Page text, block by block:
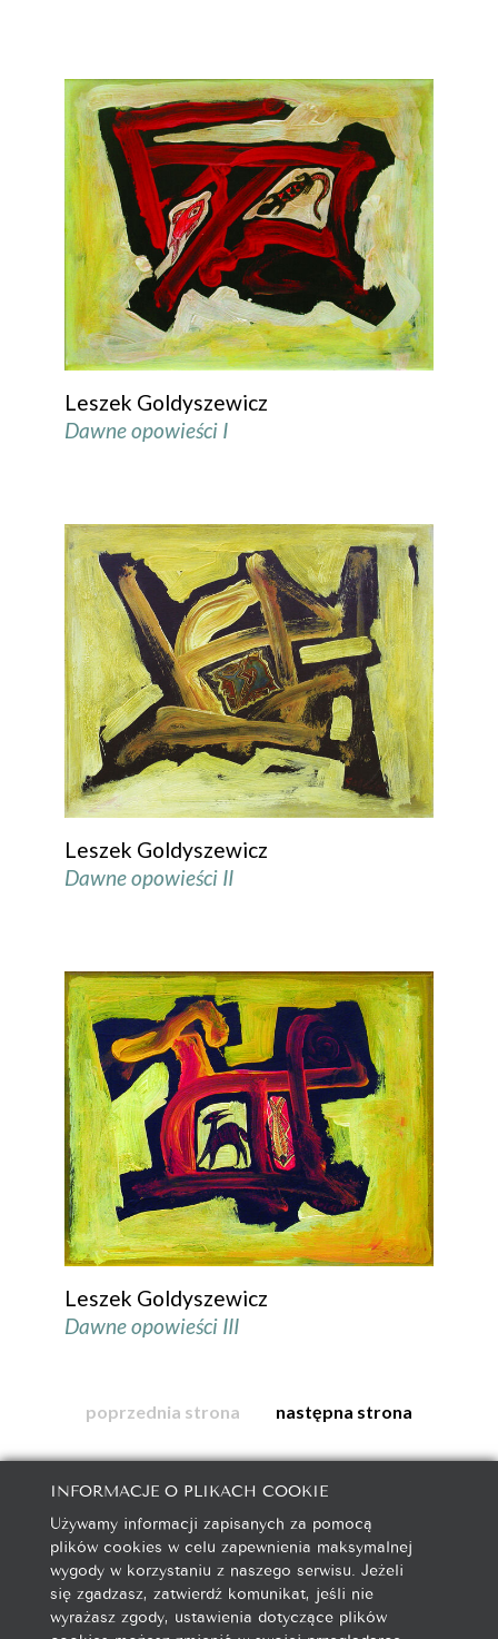
Leszek Goldyszewicz
Dawne opowieści I
Leszek Goldyszewicz
Dawne opowieści II
Leszek Goldyszewicz
Dawne opowieści III
poprzednia strona następna strona
galeria@autorska.pl
608 596 314
85-078 Bydgoszcz, ul. Chocimska 5
INFORMACJE O PLIKACH COOKIE
Używamy informacji zapisanych za pomocą
plików cookies w celu zapewnienia maksymalnej
wygody w korzystaniu z naszego serwisu. Jeżeli
się zgadzasz, zatwierdź komunikat, jeśli nie
wyrażasz zgody, ustawienia dotyczące plików